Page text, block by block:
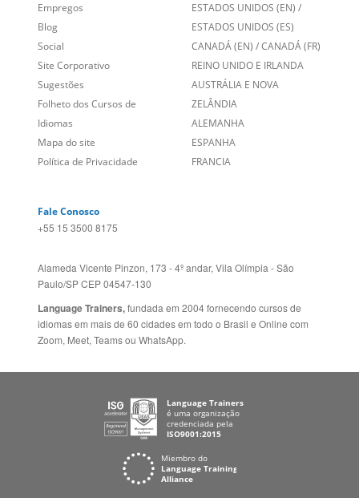
Empregos
Blog
Social
Site Corporativo
Sugestões
Folheto dos Cursos de
Idiomas
Mapa do site
Política de Privacidade
ESTADOS UNIDOS (EN) /
ESTADOS UNIDOS (ES)
CANADÁ (EN) /CANADÁ (FR)
REINO UNIDO E IRLANDA
AUSTRÁLIA E NOVA
ZELÂNDIA
ALEMANHA
ESPANHA
FRANCIA
Fale Conosco
+55 15 3500 8175
Alameda Vicente Pinzon, 173 - 4º andar, Vila Olímpia - São
Paulo/SP CEP 04547-130
Language Trainers,fundada em 2004 fornecendo cursos de
idiomas em mais de 60 cidades em todo o Brasil e Online com
Zoom, Meet, Teams ou WhatsApp.